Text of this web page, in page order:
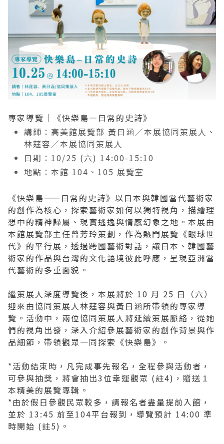
藝術認證│高美館館刊
百夜藝術默讀│典藏閱讀
南島當代記憶工程│資料庫
典藏3D手上Run
透景線：實境的疊隱與擴張
民・間
2022高雄獎
2021 TAKAO．台客．南方HUE：李俊賢
南方作為相遇之所
2019 奔‧月—劉國松
感知棲所— 關鍵典藏2019-2020
南方作為相遇之所
感動兔 高美特展
感動虎 高美特展
感動鼠 高美特展
美術資源教室-手作課程
藝術遊戲號
畫想想‧想畫畫
尋寶高雄 - 校園推廣教材
規劃傳承
高美館大事記
美術館會員
合作夥伴
專家導覽｜《快樂島—日常的史詩》
講師：高美館展覽部 黃日涵／本展協同策展人、
林莛容／本展協同策展人
日期：10/25 (六) 14:00-15:10
地點：本館 104、105 展覽室
《快樂島——日常的史詩》以日本與韓國當代藝術家
的創作為核心，探索藝術家如何以獨特視角，描繪理
想中的精神歸屬、現實逃逸與情感幻象之地。本展由
本館展覽部主任曾芳玲策劃，作為熱門展覽《眼球世
代》的平行展，透過跨國藝術對話，讓日本、韓國藝
術家的作品與台灣的文化語境彼此呼應，呈現亞洲當
代藝術的多重面貌。
繼策展人深度導覽後，本展將於 10 月 25 日（六）
迎來由協同策展人林莛容與黃日涵所帶領的專家導
覽。活動中，兩位協同策展人將延續策展脈絡，從她
們的視角出發，深入介紹參展藝術家的創作背景與作
品細節，帶領觀眾一同探索《快樂島》。
*活動結束時，凡完成事先報名，全程參與活動者，
可參與抽獎，將會抽出3位幸運觀眾 (註4)，贈送１
本精美的展覽專輯。
*由於假日參觀民眾較多，請報名者盡量提前入館，
並於 13:45 前至104平台報到，導覽預計 14:00 準
時開始 (註5)。